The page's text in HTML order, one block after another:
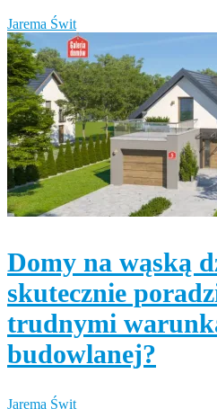
Jarema Świt
Domy na wąską
skutecznie
trudnymi
budowlanej?
Jarema Świt